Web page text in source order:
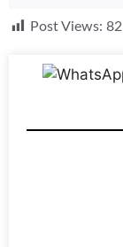
Post Views: 82